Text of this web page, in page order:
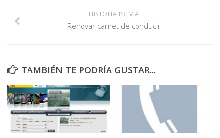
HISTORIA PREVIA
Renovar carnet de conducir
TAMBIÉN TE PODRÍA GUSTAR...